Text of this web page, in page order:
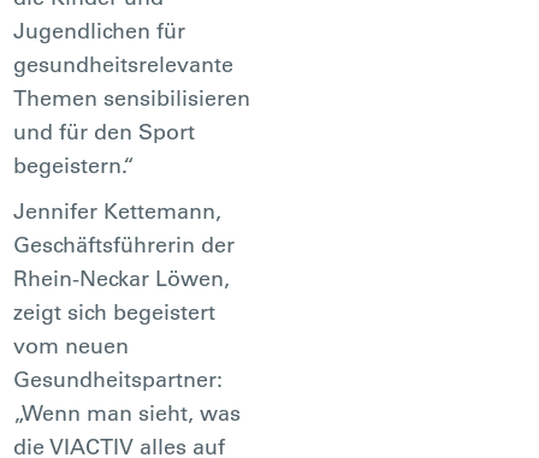
Jugendlichen für
gesundheitsrelevante
Themen sensibilisieren
und für den Sport
begeistern.“
Jennifer Kettemann,
Geschäftsführerin der
Rhein-Neckar Löwen,
zeigt sich begeistert
vom neuen
Gesundheitspartner:
„Wenn man sieht, was
die VIACTIV alles auf